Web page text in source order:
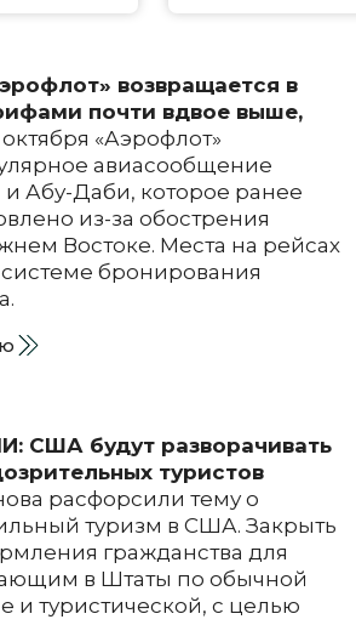
возвращается в
почти вдвое выше,
октября «Аэрофлот»
авиасообщение
Абу-Даби, которое ранее
из-за обострения
Востоке. Места на рейсах
бронирования
США будут разворачивать
туристов
расфорсили тему о
туризм в США. Закрыть
гражданства для
в Штаты по обычной
и туристической, с целью